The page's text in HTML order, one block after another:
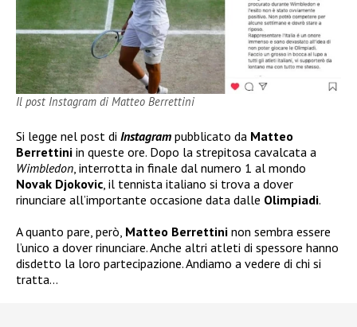
Il post Instagram di Matteo Berrettini
Si legge nel post di Instagram pubblicato da Matteo
Berrettini in queste ore. Dopo la strepitosa cavalcata a
Wimbledon, interrotta in finale dal numero 1 al mondo
Novak Djokovic, il tennista italiano si trova a dover
rinunciare all’importante occasione data dalle Olimpiadi.
A quanto pare, però, Matteo Berrettini non sembra essere
l’unico a dover rinunciare. Anche altri atleti di spessore hanno
disdetto la loro partecipazione. Andiamo a vedere di chi si
tratta…